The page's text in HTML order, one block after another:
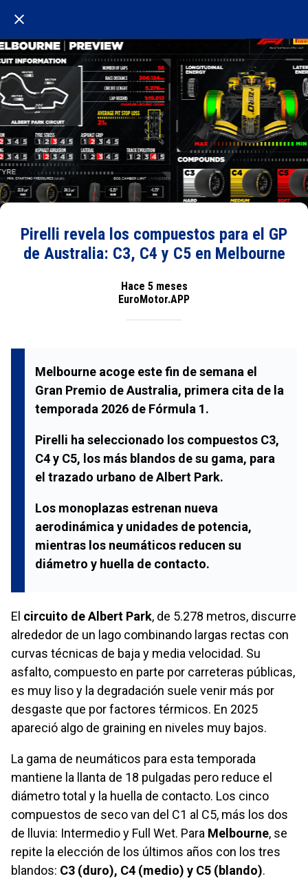
Pirelli revela los compuestos para el GP
de Australia: C3, C4 y C5 en Melbourne
Hace 5 meses
EuroMotor.APP
Melbourne acoge este fin de semana el
Gran Premio de Australia, primera cita de la
temporada 2026 de Fórmula 1.
Pirelli ha seleccionado los compuestos C3,
C4 y C5, los más blandos de su gama, para
el trazado urbano de Albert Park.
Los monoplazas estrenan nueva
aerodinámica y unidades de potencia,
mientras los neumáticos reducen su
diámetro y huella de contacto.
El circuito de Albert Park, de 5.278 metros, discurre
alrededor de un lago combinando largas rectas con
curvas técnicas de baja y media velocidad. Su
asfalto, compuesto en parte por carreteras públicas,
es muy liso y la degradación suele venir más por
desgaste que por factores térmicos. En 2025
apareció algo de graining en niveles muy bajos.
La gama de neumáticos para esta temporada
mantiene la llanta de 18 pulgadas pero reduce el
diámetro total y la huella de contacto. Los cinco
compuestos de seco van del C1 al C5, más los dos
de lluvia: Intermedio y Full Wet. Para Melbourne, se
repite la elección de los últimos años con los tres
blandos: C3 (duro), C4 (medio) y C5 (blando).